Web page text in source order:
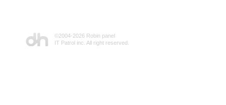
©2004-2026 Robin panel
IT Patrol inc. All right reserved.